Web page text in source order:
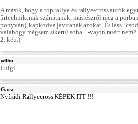
A másik, hogy a top rallye és rallye-cross autók
űrtechnikának számítanak, másrészről meg a
ponyván), kapkodva javítanák azokat. És láss
valahogy mégsem sikerül soha... -vajon miért
2. kép.)
sdihu
Luigi
Gaca
Nyírádi Rallyecross KÉPEK ITT !!!